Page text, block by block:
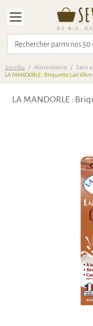
Sevellia / Alimentation / Sans
LA MANDORLE : Briquette Lait
LA MANDORLE :